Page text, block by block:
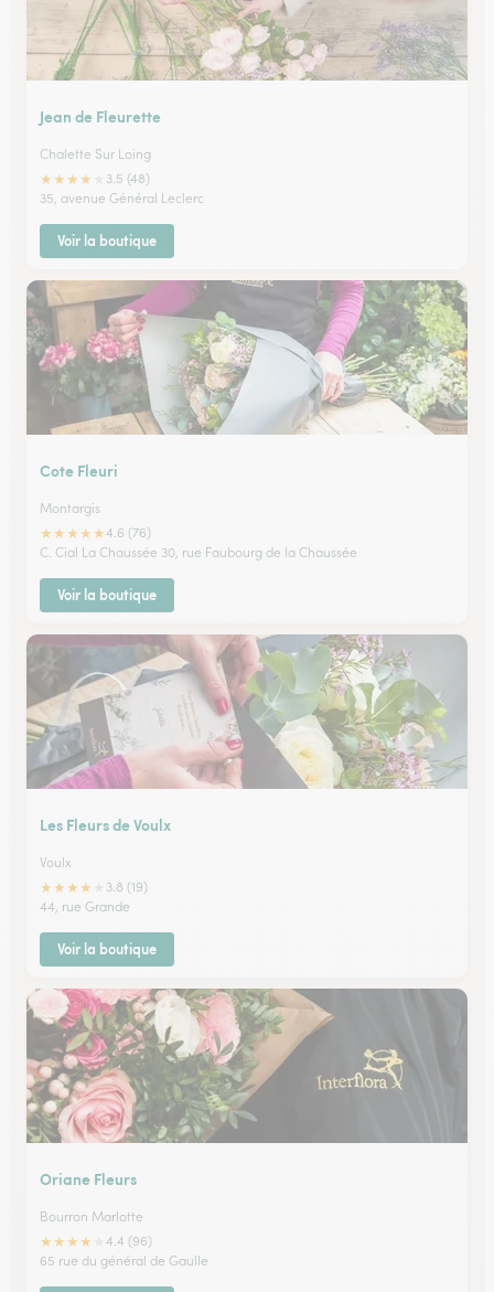
Jean de Fleurette
Chalette Sur Loing
★★★★
3.5 (48)
35, avenue Général Leclerc
Voir la boutique
Cote Fleuri
Montargis
★★★★★4.6 (76)
C. Cial La Chaussée 30, rue Faubourg de la Chaussée
Voir la boutique
Les Fleurs de Voulx
Voulx
★★★★
3.8 (19)
44, rue Grande
Voir la boutique
Oriane Fleurs
Bourron Marlotte
★★★★
4.4 (96)
65 rue du général de Gaulle